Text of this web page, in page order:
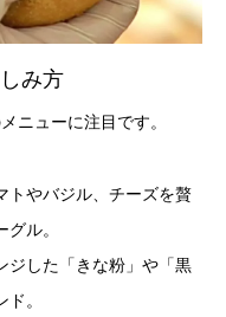
み方
ニューに注目です。
トやバジル、チーズを贅
ル。
ジした「きな粉」や「黒
。